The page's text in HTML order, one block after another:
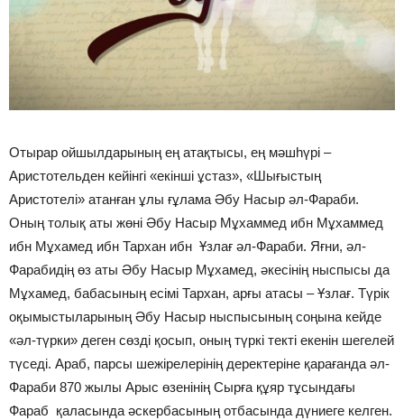
Отырар ойшылдарының ең атақтысы, ең мәшhүрі –
Аристотельден кейінгі «екінші ұстаз», «Шығыстың
Аристотелі» атанған ұлы ғұлама Әбу Насыр әл-Фараби.
Оның толық аты жөні Әбу Насыр Мұхаммед ибн Мұхаммед
ибн Мұхамед ибн Тархан ибн Ұзлағ әл-Фараби. Яғни, әл-
Фарабидің өз аты Әбу Насыр Мұхамед, әкесінің ныспысы да
Мұхамед, бабасының есімі Тархан, арғы атасы – Ұзлағ. Түрік
оқымыстыларының Әбу Насыр ныспысының соңына кейде
«әл-түрки» деген сөзді қосып, оның түркі текті екенін шегелей
түседі. Араб, парсы шежірелерінің деректеріне қарағанда әл-
Фараби 870 жылы Арыс өзенінің Сырға құяр тұсындағы
Фараб қаласында әскербасының отбасында дүниеге келген.